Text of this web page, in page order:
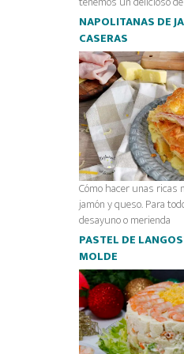
NAPOLITANAS DE
CASERAS
Cómo hacer unas ricas
jamón y queso. Para
desayuno o merienda
PASTEL DE
MOLDE